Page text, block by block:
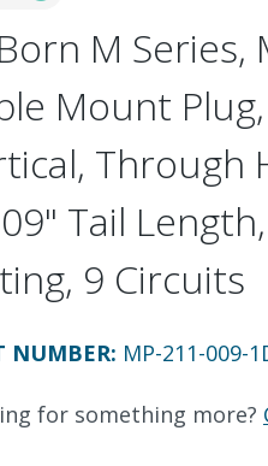
M Series,
Mount
Through
Tail
9 Circuits
NUMBER: MP-211-009-
for something more?